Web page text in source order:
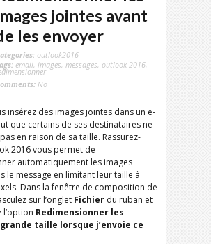
jointes avant
les envoyer
outlook2016
email, images, messages, outlook 2016,
No
insérez des images jointes dans un e-
que certains de ses destinataires ne
en raison de sa taille. Rassurez-
2016 vous permet de
automatiquement les images
le message en limitant leur taille à
Dans la fenêtre de composition de
sur l’onglet Fichier du ruban et
l’option Redimensionner les
taille lorsque j’envoie ce